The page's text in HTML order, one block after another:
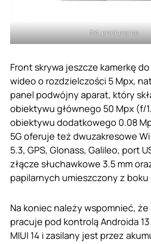
fot. producenta
Front skrywa jeszcze kamerkę
wideo o rozdzielczości 5 Mpx,
panel podwójny aparat, który
obiektywu głównego 50 Mpx (f/
obiektywu dodatkowego 0.08
5G oferuje też dwuzakresowe
5.3, GPS, Glonass, Galileo, port
złącze słuchawkowe 3.5 mm
papilarnych umieszczony z
Na koniec należy wspomnieć,
pracuje pod kontrolą Androida 13
MIUI 14 i zasilany jest przez